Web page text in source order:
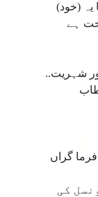
اور يقينا يہ (خود)
ہے
شہریت..
گراں
کی